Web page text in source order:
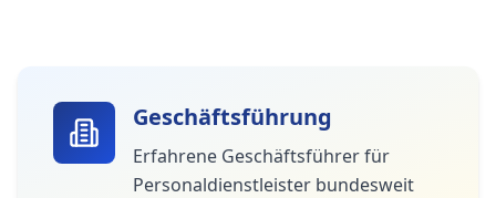
Geschäftsführung
Erfahrene Geschäftsführer für
Personaldienstleister bundesweit